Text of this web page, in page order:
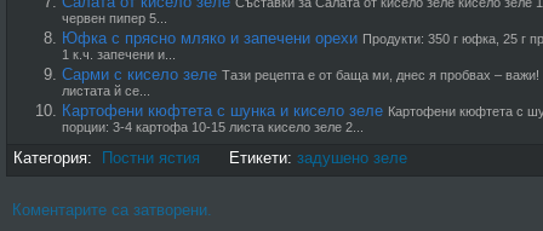
червен пипер 5...
Юфка с прясно мляко и запечени орехи Продукти: 350 г юфка, 25 г
1 к.ч. запечени и...
Сарми с кисело зеле Тази рецепта е от баща ми, днес я пробвах –
листата й се...
Картофени кюфтета с шунка и кисело зеле Картофени кюфтета с
порции: 3-4 картофа 10-15 листа кисело зеле 2...
Категория:
Постни ястия Етикети: задушено зеле
Коментарите са затворени.